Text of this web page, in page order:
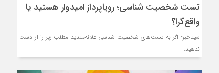
تست شخصیت شناسی؛ رویاپرداز امیدوار هستید یا
واقع‌گرا؟
سیناخبر- اگر به تست‌های شخصیت شناسی علاقه‌مندید مطلب زیر را از دست
ندهید.